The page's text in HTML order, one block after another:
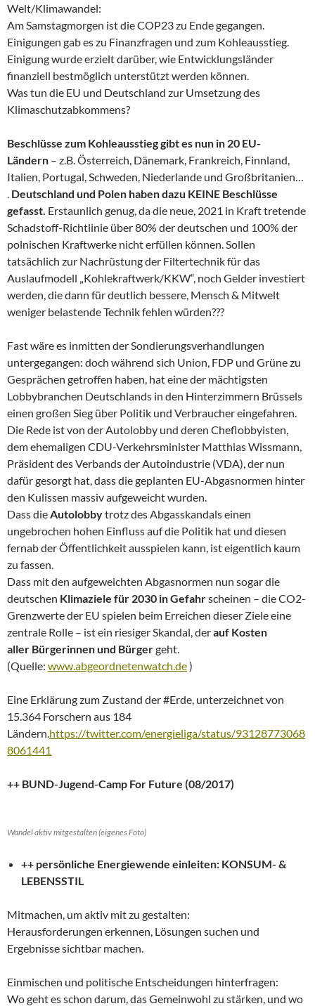
Welt/Klimawandel:
Am Samstagmorgen ist die COP23 zu Ende gegangen.
Einigungen gab es zu Finanzfragen und zum Kohleausstieg.
Einigung wurde erzielt darüber, wie Entwicklungsländer
finanziell bestmöglich unterstützt werden können.
Was tun die EU und Deutschland zur Umsetzung des
Klimaschutzabkommens?
Beschlüsse zum Kohleausstieg gibt es nun in 20 EU-
Ländern – z.B. Österreich, Dänemark, Frankreich, Finnland,
Italien, Portugal, Schweden, Niederlande und Großbritanien…
. Deutschland und Polen haben dazu KEINE Beschlüsse
gefasst. Erstaunlich genug, da die neue, 2021 in Kraft tretende
Schadstoff-Richtlinie über 80% der deutschen und 100% der
polnischen Kraftwerke nicht erfüllen können. Sollen
tatsächlich zur Nachrüstung der Filtertechnik für das
Auslaufmodell „Kohlekraftwerk/KKW“, noch Gelder investiert
werden, die dann für deutlich bessere, Mensch & Mitwelt
weniger belastende Technik fehlen würden???
Fast wäre es inmitten der Sondierungsverhandlungen
untergegangen: doch während sich Union, FDP und Grüne zu
Gesprächen getroffen haben, hat eine der mächtigsten
Lobbybranchen Deutschlands in den Hinterzimmern Brüssels
einen großen Sieg über Politik und Verbraucher eingefahren.
Die Rede ist von der Autolobby und deren Cheflobbyisten,
dem ehemaligen CDU-Verkehrsminister Matthias Wissmann,
Präsident des Verbands der Autoindustrie (VDA), der nun
dafür gesorgt hat, dass die geplanten EU-Abgasnormen hinter
den Kulissen massiv aufgeweicht wurden.
Dass dieAutolobbytrotz des Abgasskandals einen
ungebrochen hohen Einfluss auf die Politik hat und diesen
fernab der Öffentlichkeit ausspielen kann, ist eigentlich kaum
zu fassen.
Dass mit den aufgeweichten Abgasnormen nun sogar die
deutschen Klimaziele für 2030 in Gefahrscheinen – die CO2-
Grenzwerte der EU spielen beim Erreichen dieser Ziele eine
zentrale Rolle – ist ein riesiger Skandal, derauf Kosten
aller Bürgerinnen und Bürgergeht.
(Quelle: www.abgeordnetenwatch.de)
Eine Erklärung zum Zustand der #Erde, unterzeichnet von
15.364 Forschern aus 184
Ländern.https://twitter.com/energieliga/status/93128773068
8061441
++ BUND-Jugend-Camp For Future (08/2017)
Wandel aktiv mitgestalten (eigenes Foto)
++ persönliche Energiewende einleiten: KONSUM- &
LEBENSSTIL
Mitmachen, um aktiv mit zu gestalten:
Herausforderungen erkennen, Lösungen suchen und
Ergebnisse sichtbar machen.
Einmischen und politische Entscheidungen hinterfragen:
Wo geht es schon darum, das Gemeinwohl zu stärken, und wo